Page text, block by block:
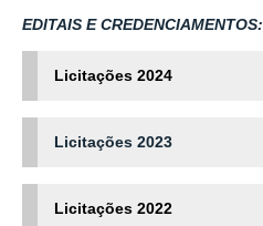
EDITAIS E CREDENCIAMENTOS:
Licitações 2024
Licitações 2023
Licitações 2022